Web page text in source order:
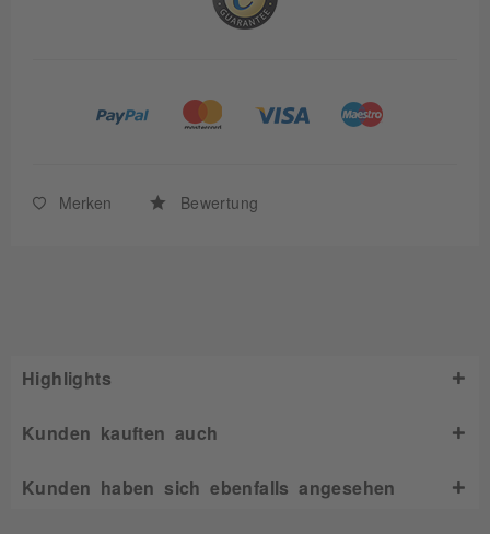
Merken Bewertung
Highlights
Kunden kauften auch
Kunden haben sich ebenfalls angesehen